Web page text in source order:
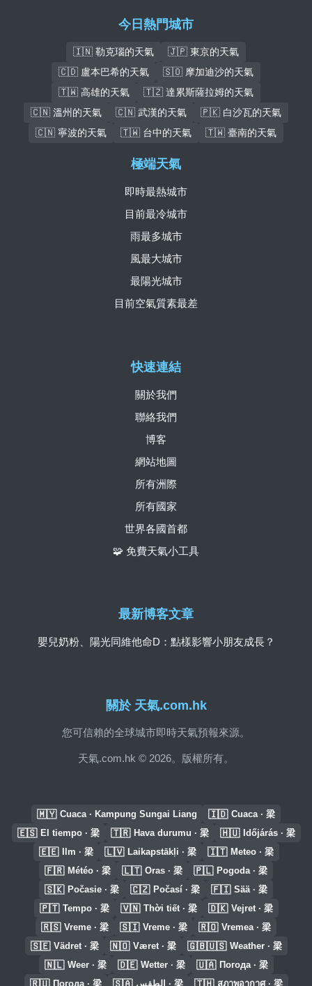
今日熱門城市
🇮🇳 勒克瑙的天氣
🇯🇵 東京的天氣
🇨🇩 盧本巴希的天氣
🇸🇴 摩加迪沙的天氣
🇹🇼 高雄的天氣
🇹🇿 達累斯薩拉姆的天氣
🇨🇳 溫州的天氣
🇨🇳 武漢的天氣
🇵🇰 白沙瓦的天氣
🇨🇳 寧波的天氣
🇹🇼 台中的天氣 🇹🇼 臺南的天氣
關於 天氣.com.hk
您可信賴的全球城市即時天氣預報來源。
天氣.com.hk © 2026。版權所有。
快速連結
關於我們
聯絡我們
博客
網站地圖
所有洲際
所有國家
世界各國首都
🧩 免費天氣小工具
極端天氣
即時最熱城市
目前最冷城市
雨最多城市
風最大城市
最陽光城市
目前空氣質素最差
最新博客文章
嬰兒奶粉、陽光同維他命D：點樣影響小朋友成長？
🇲🇾 Cuaca · Kampung Sungai Liang 🇮🇩 Cuaca · 梁
🇪🇸 El tiempo · 梁 🇹🇷 Hava durumu · 梁 🇭🇺 Időjárás · 梁
🇪🇪 Ilm · 梁 🇱🇻 Laikapstākļi · 梁 🇮🇹 Meteo · 梁
🇫🇷 Météo · 梁 🇱🇹 Oras · 梁 🇵🇱 Pogoda · 梁
🇸🇰 Počasie · 梁 🇨🇿 Počasí · 梁 🇫🇮 Sää · 梁
🇵🇹 Tempo · 梁 🇻🇳 Thời tiết · 梁 🇩🇰 Vejret · 梁
🇷🇸 Vreme · 梁 🇸🇮 Vreme · 梁 🇷🇴 Vremea · 梁
🇸🇪 Vädret · 梁 🇳🇴 Været · 梁 🇬🇧🇺🇸 Weather · 梁
🇳🇱 Weer · 梁 🇩🇪 Wetter · 梁 🇺🇦 Погода · 梁
Погода · 梁 الطقس · 梁 สภาพอากาศ · 梁